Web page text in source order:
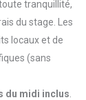
tranquillité,
du stage. Les
locaux et de
(sans
du midi inclus